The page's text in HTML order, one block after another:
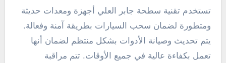
تستخدم تقنية سطحة جابر العلي أجهزة ومعدات حديثة
ومتطورة لضمان سحب السيارات بطريقة آمنة وفعالة.
يتم تحديث وصيانة الأدوات بشكل منتظم لضمان أنها
تعمل بكفاءة عالية في جميع الأوقات. تتم مراقبة